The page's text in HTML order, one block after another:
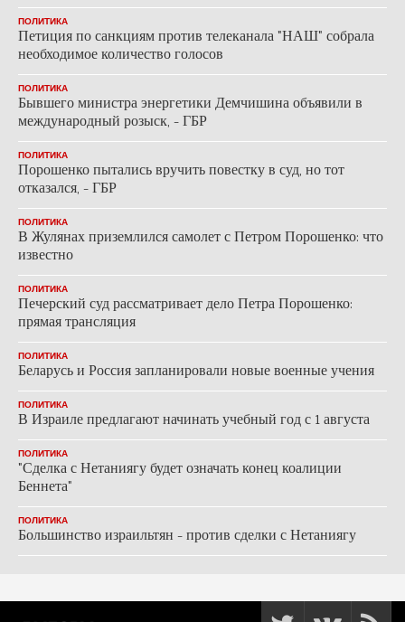
ПОЛИТИКА
Петиция по санкциям против телеканала "НАШ" собрала
необходимое количество голосов
ПОЛИТИКА
Бывшего министра энергетики Демчишина объявили в
международный розыск, - ГБР
ПОЛИТИКА
Порошенко пытались вручить повестку в суд, но тот
отказался, - ГБР
ПОЛИТИКА
В Жулянах приземлился самолет с Петром Порошенко: что
известно
ПОЛИТИКА
Печерский суд рассматривает дело Петра Порошенко:
прямая трансляция
ПОЛИТИКА
Беларусь и Россия запланировали новые военные учения
ПОЛИТИКА
В Израиле предлагают начинать учебный год с 1 августа
ПОЛИТИКА
"Сделка с Нетаниягу будет означать конец коалиции
Беннета"
ПОЛИТИКА
Большинство израильтян - против сделки с Нетаниягу